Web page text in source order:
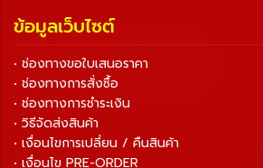
ข้อมูลเว็บไซต์
• ช่องทางขอใบเสนอราคา
• ช่องทางการสั่งซื้อ
• ช่องทางการชำระเงิน
• วิธีจัดส่งสินค้า
• เงื่อนไขการเปลี่ยน / คืนสินค้า
• เงื่อนไข PRE-ORDER